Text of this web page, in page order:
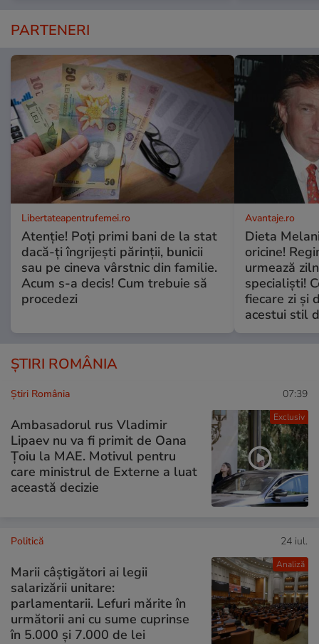
PARTENERI
Libertateapentrufemei.ro
Atenție! Poți primi bani de la stat
dacă-ți îngrijești părinții, bunicii
sau pe cineva vârstnic din familie.
Acum s-a decis! Cum trebuie să
procedezi
Avantaje.ro
Dieta
oricine!
urmează
specialiști!
fiecare zi și
acestui stil
ȘTIRI ROMÂNIA
Exclusiv
Știri România 07:39
Ambasadorul rus Vladimir
Lipaev nu va fi primit de Oana
Țoiu la MAE. Motivul pentru
care ministrul de Externe a luat
această decizie
Analiză
Politică 24 iul.
Marii câștigători ai legii
salarizării unitare:
parlamentarii. Lefuri mărite în
următorii ani cu sume cuprinse
în 5.000 și 7.000 de lei